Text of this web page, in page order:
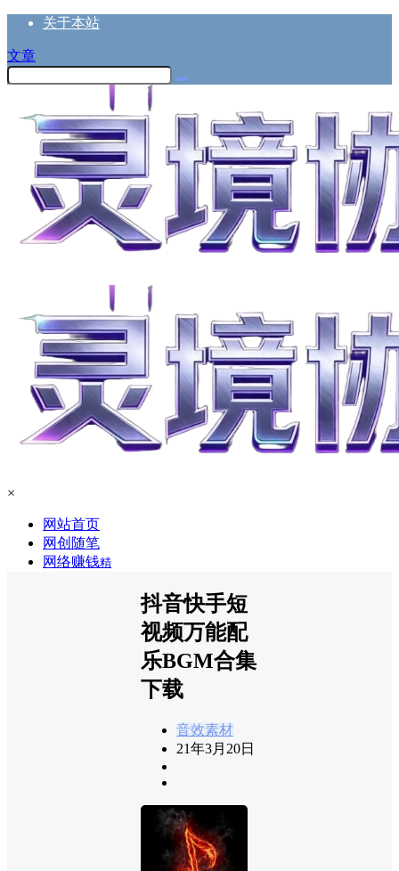
关于本站
文章
×
网站首页
网创随笔
网络赚钱精
抖音快手短
视频万能配
乐BGM合集
下载
音效素材
21年3月20日